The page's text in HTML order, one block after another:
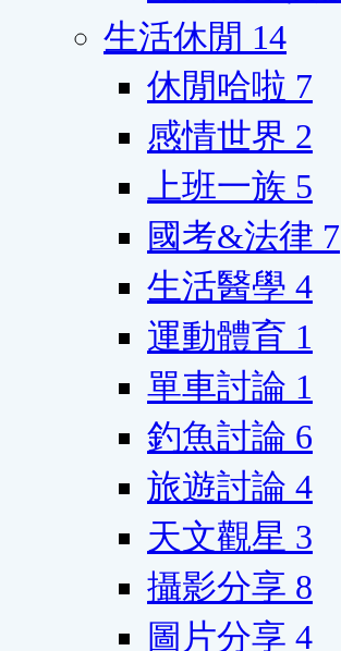
生活休閒 14
休閒哈啦 7
感情世界 2
上班一族 5
國考&法律 7
生活醫學 4
運動體育 1
單車討論 1
釣魚討論 6
旅遊討論 4
天文觀星 3
攝影分享 8
圖片分享 4